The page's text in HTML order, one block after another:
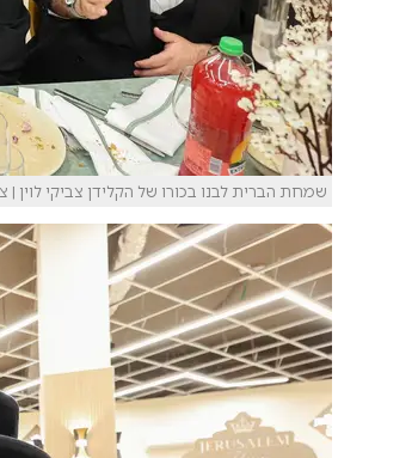
שמחת הברית לבנו בכורו של הקלידן צביקי לוין |